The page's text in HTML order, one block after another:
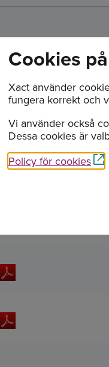
ETF)
Cookies
Xact använder
fungera korrekt och
Vi använder också
Dessa cookies är
Policy för cookies